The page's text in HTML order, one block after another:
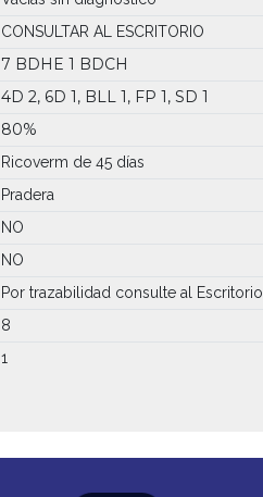
CONSULTAR AL ESCRITORIO
7 BDHE 1 BDCH
4D 2, 6D 1, BLL 1, FP 1, SD 1
80%
Ricoverm de 45 días
Pradera
NO
NO
Por trazabilidad consulte al Escritorio
8
1